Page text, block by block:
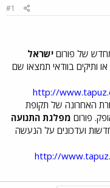
#1
של פורום ישראל
ותיקים בוודאי תמצאו שם
http://
האחרונה של תקופת
פורום מפלגת התנועה
ועדכונים על הנעשה
http://